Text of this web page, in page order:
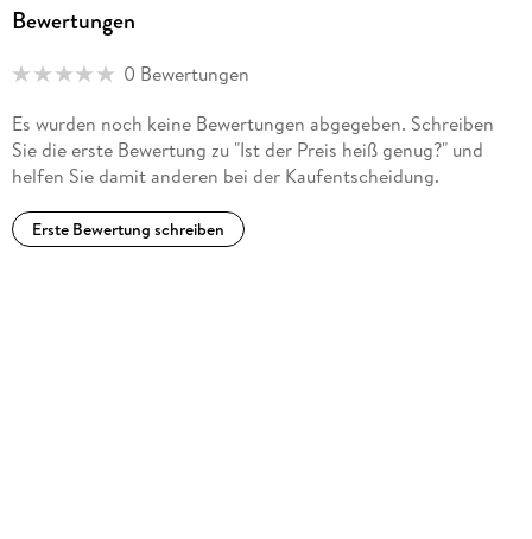
Bewertungen
0 Bewertungen
Es wurden noch keine Bewertungen abgegeben. Schreiben
Sie die erste Bewertung zu "Ist der Preis heiß genug?" und
helfen Sie damit anderen bei der Kaufentscheidung.
Erste Bewertung schreiben